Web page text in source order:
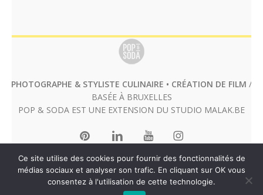
PHOTOGRAPHE & STYLISTE CULINAIRE • CRÉATION DE FILM /
BASÉE À BRUXELLES
POP & SODA EST UNE EXTENSION DU STUDIO MALAK.BE
Ce site utilise des cookies pour fournir des fonctionnalités de
médias sociaux et analyser son trafic. En cliquant sur OK vous
consentez à l'utilisation de cette technologie.